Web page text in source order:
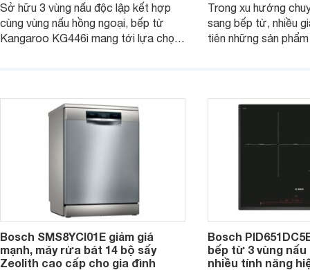
Sở hữu 3 vùng nấu độc lập kết hợp
cùng vùng nấu hồng ngoại, bếp từ
Kangaroo KG446i mang tới lựa chọn
nhiều cửa hàng, đại lý.
Trong xu hướng
sang bếp từ, nhiều
tiên những sản
mẫu bếp đáp ứng
Bosch SMS8YCI01E giảm giá
mạnh, máy rửa bát 14 bộ sấy
Zeolith cao cấp cho gia đình
Bosch
bếp từ 3 vùng
nhiều tính năng